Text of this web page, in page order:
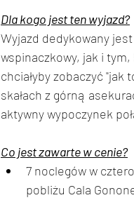
Dla kogo jest ten wyjazd?
Wyjazd dedykowany
wspinaczkowy, jak i
chciałyby zobaczyć "jak
skałach z górną
aktywny wypoczynek
Co jest zawarte w cenie?
7 noclegów w
pobliżu Cala